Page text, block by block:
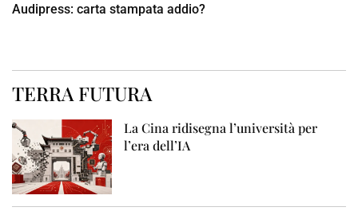
Audipress: carta stampata addio?
TERRA FUTURA
La Cina ridisegna l’università per
l’era dell’IA